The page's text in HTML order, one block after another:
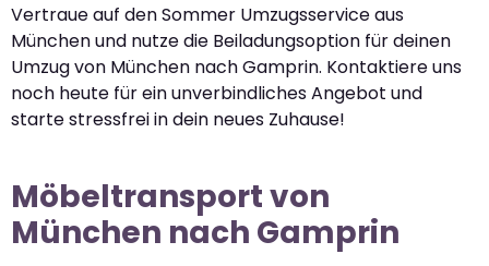
Vertraue auf den Sommer Umzugsservice aus
München und nutze die Beiladungsoption für deinen
Umzug von München nach Gamprin. Kontaktiere uns
noch heute für ein unverbindliches Angebot und
starte stressfrei in dein neues Zuhause!
Möbeltransport von
München nach Gamprin